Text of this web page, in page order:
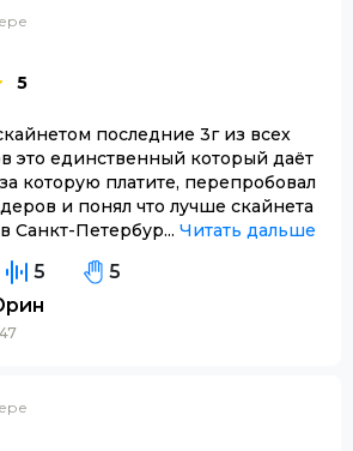
5
последние 3г из всех
это единственный который даёт
которую платите, перепробовал
и понял что лучше скайнета
Санкт-Петербур... Читать дальше
5
5